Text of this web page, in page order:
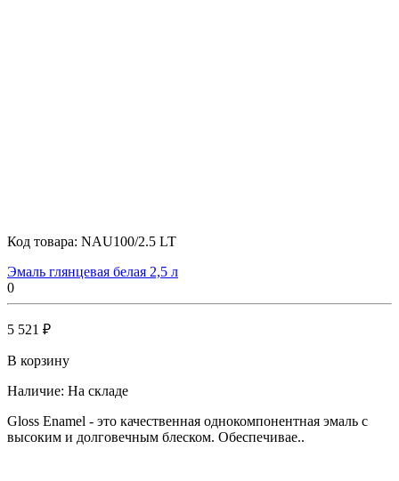
Код товара: NAU100/2.5 LT
Эмаль глянцевая белая 2,5 л
0
5 521 ₽
В корзину
Наличие: На складе
Gloss Enamel - это качественная однокомпонентная эмаль с
высоким и долговечным блеском. Обеспечивае..